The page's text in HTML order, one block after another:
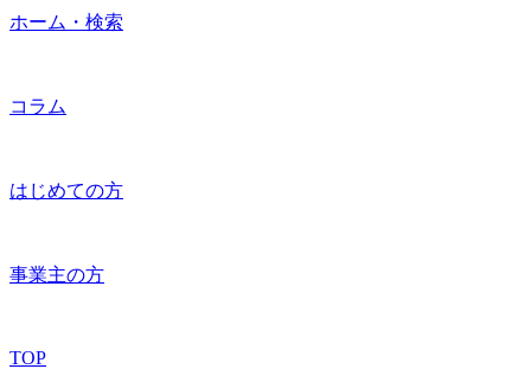
ホーム・検索
コラム
はじめての方
事業主の方
TOP